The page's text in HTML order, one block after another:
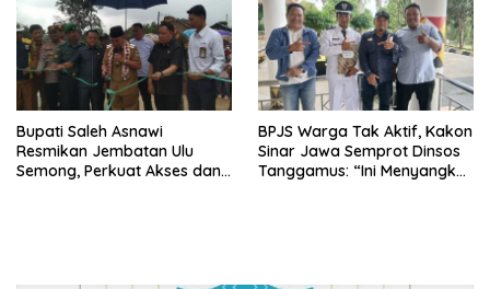
Bupati Saleh Asnawi
Resmikan Jembatan Ulu
Semong, Perkuat Akses dan
BPJS Warga Tak Aktif, Kakon
Sinar Jawa Semprot Dinsos
Tanggamus: “Ini Menyangkut